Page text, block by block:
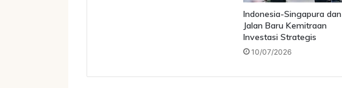
Indonesia-Singapura dan
Jalan Baru Kemitraan
Investasi Strategis
10/07/2026